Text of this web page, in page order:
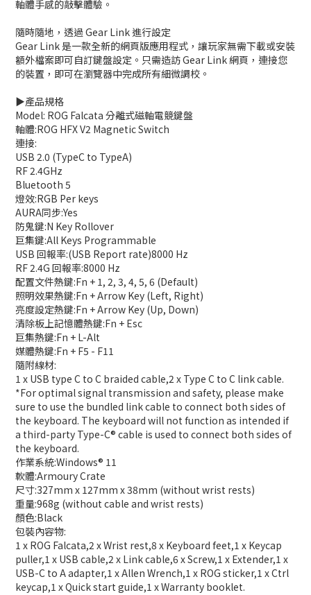
軸體手感的敲擊體驗。
隨時隨地，透過 Gear Link 進行設定
Gear Link 是一款全新的網頁版應用程式，讓玩家無需下載或安裝
額外檔案即可自訂鍵盤設定。只需造訪 Gear Link 網頁，連接您
的裝置，即可在瀏覽器中完成所有細微調校。
▶️產品規格
Model: ROG Falcata 分離式磁軸電競鍵盤
軸體:ROG HFX V2 Magnetic Switch
連接:
USB 2.0 (TypeC to TypeA)
RF 2.4GHz
Bluetooth 5
燈效:RGB Per keys
AURA同步:Yes
防鬼鍵:N Key Rollover
巨集鍵:All Keys Programmable
USB 回報率:(USB Report rate)8000 Hz
RF 2.4G 回報率:8000 Hz
配置文件熱鍵:Fn + 1, 2, 3, 4, 5, 6 (Default)
照明效果熱鍵:Fn + Arrow Key (Left, Right)
亮度設定熱鍵:Fn + Arrow Key (Up, Down)
清除板上記憶體熱鍵:Fn + Esc
巨集熱鍵:Fn + L-Alt
媒體熱鍵:Fn + F5 - F11
隨附線材:
1 x USB type C to C braided cable,2 x Type C to C link cable.
*For optimal signal transmission and safety, please make
sure to use the bundled link cable to connect both sides of
the keyboard. The keyboard will not function as intended if
a third-party Type-C® cable is used to connect both sides of
the keyboard.
作業系統:Windows® 11
軟體:Armoury Crate
尺寸:327mm x 127mm x 38mm (without wrist rests)
重量:968g (without cable and wrist rests)
顏色:Black
包裝內容物:
1 x ROG Falcata,2 x Wrist rest,8 x Keyboard feet,1 x Keycap
puller,1 x USB cable,2 x Link cable,6 x Screw,1 x Extender,1 x
USB-C to A adapter,1 x Allen Wrench,1 x ROG sticker,1 x Ctrl
keycap,1 x Quick start guide,1 x Warranty booklet.